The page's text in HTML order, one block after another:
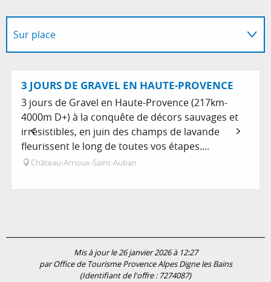
Sur place
Possède comme étape ...
3 JOURS DE GRAVEL EN HAUTE-PROVENCE
3 jours de Gravel en Haute-Provence (217km-
4000m D+) à la conquête de décors sauvages et
irrésistibles, en juin des champs de lavande
fleurissent le long de toutes vos étapes....
Château-Arnoux-Saint-Auban
Mis à jour le 26 janvier 2026 à 12:27
par Office de Tourisme Provence Alpes Digne les Bains
(Identifiant de l'offre : 7274087)